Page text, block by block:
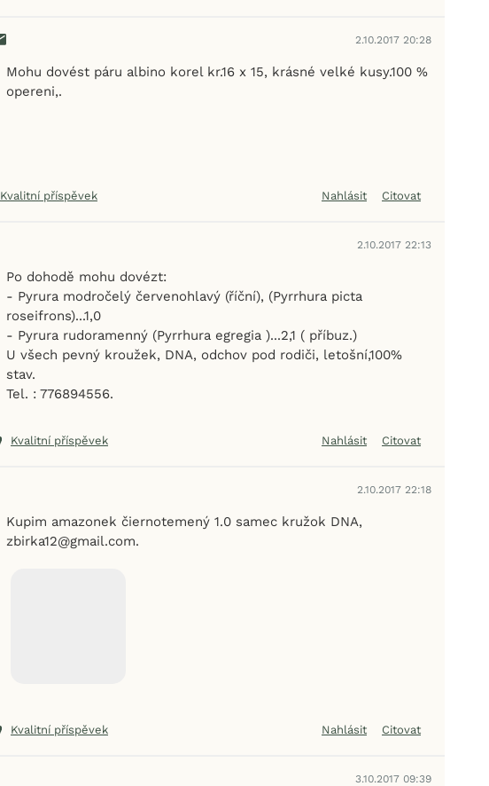
2.10.2017 20:28
Mohu dovést páru albino korel kr.16 x 15, krásné velké kusy.100 %
opereni,.
Kvalitní příspěvek Nahlásit Citovat
2.10.2017 22:13
Po dohodě mohu dovézt:
- Pyrura modročelý červenohlavý (říční), (Pyrrhura picta
roseifrons)...1,0
- Pyrura rudoramenný (Pyrrhura egregia )...2,1 ( příbuz.)
U všech pevný kroužek, DNA, odchov pod rodiči, letošní,100%
stav.
Tel. : 776894556.
Kvalitní příspěvek Nahlásit Citovat
2.10.2017 22:18
Kupim amazonek čiernotemený 1.0 samec kružok DNA,
zbirka12@gmail.com.
Kvalitní příspěvek Nahlásit Citovat
3.10.2017 09:39